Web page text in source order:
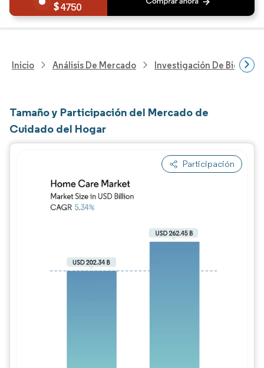
4750
Inicio Análisis De Mercado Investigación De Bienes
Tamaño y Participación del Mercado de
Cuidado del Hogar
Participación